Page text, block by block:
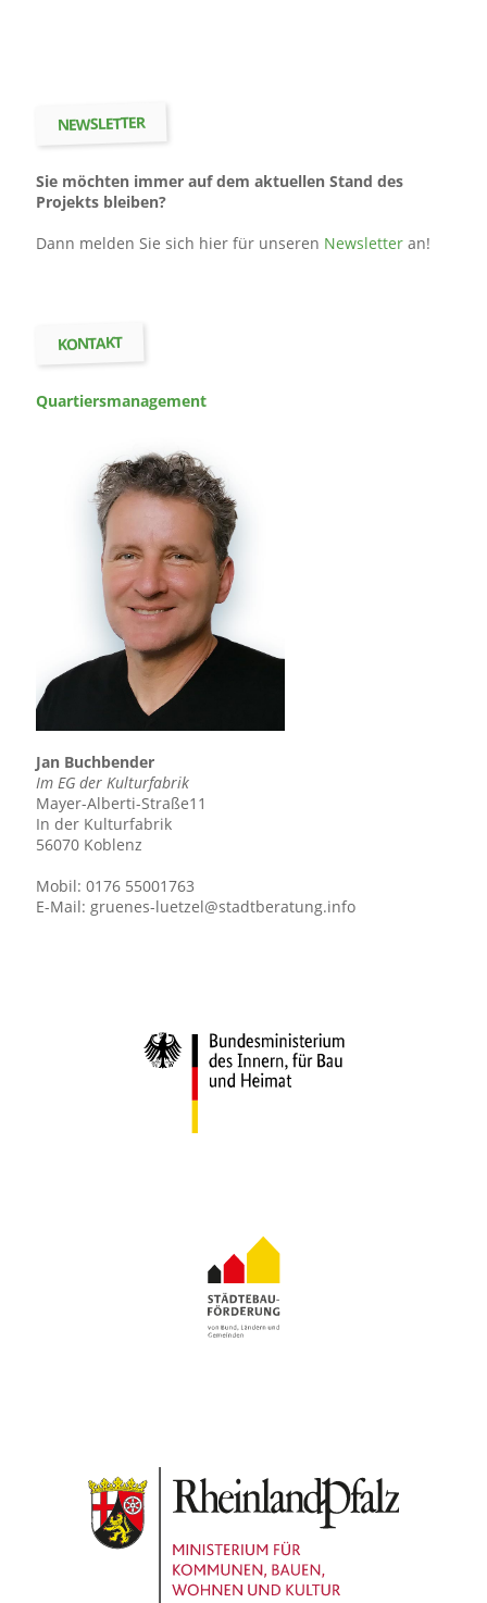
NEWSLETTER
Sie möchten immer auf dem aktuellen Stand des
Projekts bleiben?
Dann melden Sie sich hier für unseren Newsletter an!
KONTAKT
Quartiers­management
Jan Buchbender
Im EG der Kulturfabrik
Mayer-Alberti-Straße11
In der Kulturfabrik
56070 Koblenz
Mobil: 0176 55001763
E-Mail: gruenes-luetzel@stadtberatung.info